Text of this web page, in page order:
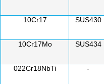
10Cr17 SUS430
10Cr17Mo SUS434
022Cr18NbTi -